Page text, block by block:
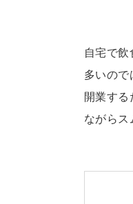
自宅で
多いの
開業す
ながらス